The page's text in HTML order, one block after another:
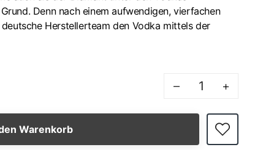
Denn nach einem aufwendigen, vierfachen
Herstellerteam den Vodka mittels der
– +
Warenkorb